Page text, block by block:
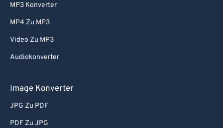
MP3 Konverter
MP4 Zu MP3
Video Zu MP3
Audiokonverter
Image Konverter
JPG Zu PDF
PDF Zu JPG